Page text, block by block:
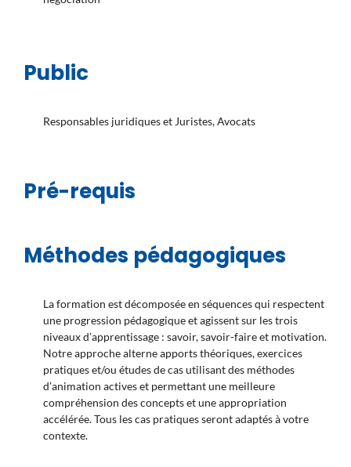
Public
Responsables juridiques et Juristes, Avocats
Pré-requis
Méthodes pédagogiques
La formation est décomposée en séquences qui respectent
une progression pédagogique et agissent sur les trois
niveaux d’apprentissage : savoir, savoir-faire et motivation.
Notre approche alterne apports théoriques, exercices
pratiques et/ou études de cas utilisant des méthodes
d’animation actives et permettant une meilleure
compréhension des concepts et une appropriation
accélérée. Tous les cas pratiques seront adaptés à votre
contexte.